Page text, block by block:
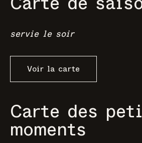
servie le soir
Voir la carte
Carte des
moments